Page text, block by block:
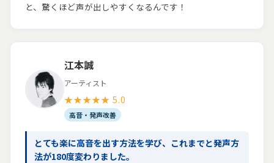
と、驚くほど声が出しやすくなるんです！
江本誠
アーティスト
★★★★★ 5.0
高音・発声改善
とても楽に高音を出す方法を学び、これまでと発声方
法が180度変わりました。